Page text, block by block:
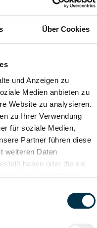
Über Cookies
und Anzeigen zu
Medien anbieten zu
Website zu analysieren.
zu Ihrer Verwendung
für soziale Medien,
Partner führen diese
weiteren Daten
haben oder die sie
Tolle Aus- und
25 Std (m/w/d)